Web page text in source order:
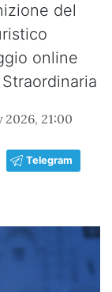
del
online
2026, 21:00
Telegram